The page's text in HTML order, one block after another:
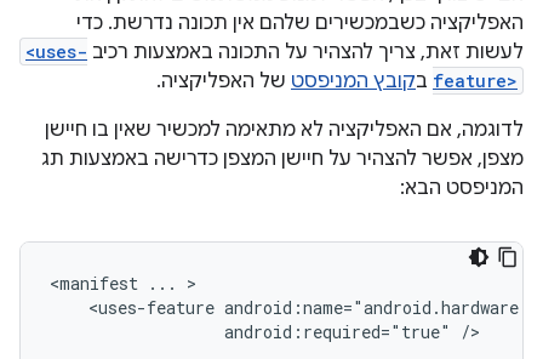
האפליקציה כשבמכשירים שלהם אין תכונה נדרשת. כדי
לעשות זאת, צריך להצהיר על התכונה באמצעות רכיב <uses-
feature> בקובץ המניפסט של האפליקציה.
לדוגמה, אם האפליקציה לא מתאימה למכשיר שאין בו חיישן
מצפן, אפשר להצהיר על חיישן המצפן כדרישה באמצעות תג
המניפסט הבא:
<manifest ...
<uses-feature
android:required="true"